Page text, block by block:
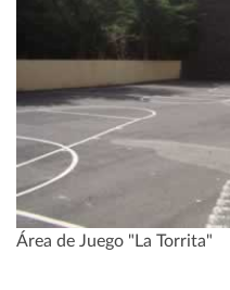
Área de Juego "La Torrita"